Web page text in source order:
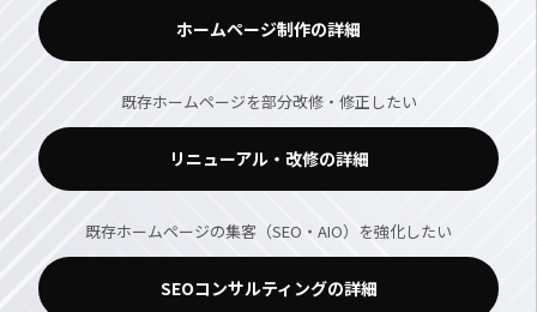
ホームページ制作の詳細
既存ホームページを部分改修・修正したい
リニューアル・改修の詳細
既存ホームページの集客（SEO・AIO）を強化したい
SEOコンサルティングの詳細